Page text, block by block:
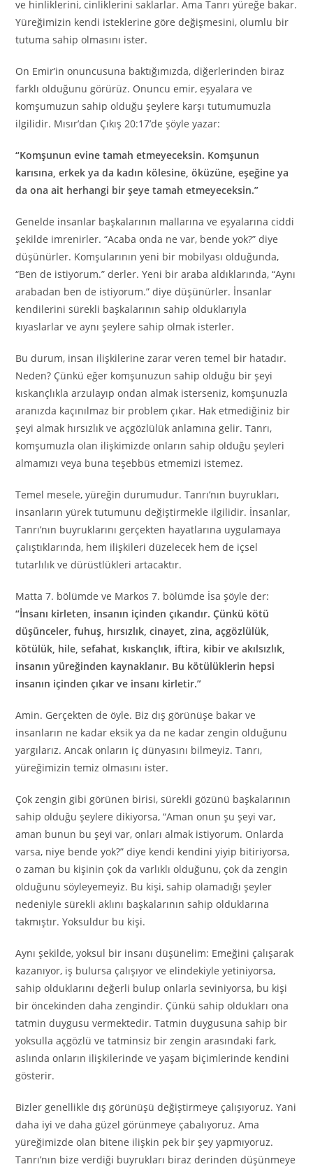
ve hinliklerini, cinliklerini saklarlar. Ama Tanrı yüreğe bakar.
Yüreğimizin kendi isteklerine göre değişmesini, olumlu bir
tutuma sahip olmasını ister.
On Emir’in onuncusuna baktığımızda, diğerlerinden biraz
farklı olduğunu görürüz. Onuncu emir, eşyalara ve
komşumuzun sahip olduğu şeylere karşı tutumumuzla
ilgilidir. Mısır’dan Çıkış 20:17’de şöyle yazar:
“Komşunun evine tamah etmeyeceksin. Komşunun
karısına, erkek ya da kadın kölesine, öküzüne, eşeğine ya
da ona ait herhangi bir şeye tamah etmeyeceksin.”
Genelde insanlar başkalarının mallarına ve eşyalarına ciddi
şekilde imrenirler. “Acaba onda ne var, bende yok?” diye
düşünürler. Komşularının yeni bir mobilyası olduğunda,
“Ben de istiyorum.” derler. Yeni bir araba aldıklarında, “Aynı
arabadan ben de istiyorum.” diye düşünürler. İnsanlar
kendilerini sürekli başkalarının sahip olduklarıyla
kıyaslarlar ve aynı şeylere sahip olmak isterler.
Bu durum, insan ilişkilerine zarar veren temel bir hatadır.
Neden? Çünkü eğer komşunuzun sahip olduğu bir şeyi
kıskançlıkla arzulayıp ondan almak isterseniz, komşunuzla
aranızda kaçınılmaz bir problem çıkar. Hak etmediğiniz bir
şeyi almak hırsızlık ve açgözlülük anlamına gelir. Tanrı,
komşumuzla olan ilişkimizde onların sahip olduğu şeyleri
almamızı veya buna teşebbüs etmemizi istemez.
Temel mesele, yüreğin durumudur. Tanrı’nın buyrukları,
insanların yürek tutumunu değiştirmekle ilgilidir. İnsanlar,
Tanrı’nın buyruklarını gerçekten hayatlarına uygulamaya
çalıştıklarında, hem ilişkileri düzelecek hem de içsel
tutarlılık ve dürüstlükleri artacaktır.
Matta 7. bölümde ve Markos 7. bölümde İsa şöyle der:
“İnsanı kirleten, insanın içinden çıkandır. Çünkü kötü
düşünceler, fuhuş, hırsızlık, cinayet, zina, açgözlülük,
kötülük, hile, sefahat, kıskançlık, iftira, kibir ve akılsızlık,
insanın yüreğinden kaynaklanır. Bu kötülüklerin hepsi
insanın içinden çıkar ve insanı kirletir.”
Amin. Gerçekten de öyle. Biz dış görünüşe bakar ve
insanların ne kadar eksik ya da ne kadar zengin olduğunu
yargılarız. Ancak onların iç dünyasını bilmeyiz. Tanrı,
yüreğimizin temiz olmasını ister.
Çok zengin gibi görünen birisi, sürekli gözünü başkalarının
sahip olduğu şeylere dikiyorsa, “Aman onun şu şeyi var,
aman bunun bu şeyi var, onları almak istiyorum. Onlarda
varsa, niye bende yok?” diye kendi kendini yiyip bitiriyorsa,
o zaman bu kişinin çok da varlıklı olduğunu, çok da zengin
olduğunu söyleyemeyiz. Bu kişi, sahip olamadığı şeyler
nedeniyle sürekli aklını başkalarının sahip olduklarına
takmıştır. Yoksuldur bu kişi.
Aynı şekilde, yoksul bir insanı düşünelim: Emeğini çalışarak
kazanıyor, iş bulursa çalışıyor ve elindekiyle yetiniyorsa,
sahip olduklarını değerli bulup onlarla seviniyorsa, bu kişi
bir öncekinden daha zengindir. Çünkü sahip oldukları ona
tatmin duygusu vermektedir. Tatmin duygusuna sahip bir
yoksulla açgözlü ve tatminsiz bir zengin arasındaki fark,
aslında onların ilişkilerinde ve yaşam biçimlerinde kendini
gösterir.
Bizler genellikle dış görünüşü değiştirmeye çalışıyoruz. Yani
daha iyi ve daha güzel görünmeye çabalıyoruz. Ama
yüreğimizde olan bitene ilişkin pek bir şey yapmıyoruz.
Tanrı’nın bize verdiği buyrukları biraz derinden düşünmeye